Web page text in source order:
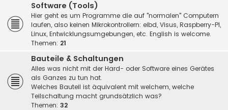
Software (Tools)
Hier geht es um Programme die auf "normalen" Computern
laufen, also keinen Mikrokontrollern: eibd, Visus, Raspberry-PI,
Linux, Entwicklungsumgebungen, etc. English is welcome.
Themen: 21
Bauteile & Schaltungen
Alles was nicht mit der Hard- oder Software eines Gerätes
als Ganzes zu tun hat.
Welches Bauteil ist äquivalent mit welchem, welche
Teilschaltung macht grundsätzlich was?
Themen: 32